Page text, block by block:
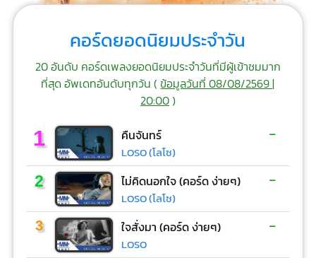
คอร์ดยอดนิยมประจำวัน
20 อันดับ คอร์ดเพลงยอดนิยมประจำวันที่มีผู้เข้าชมมาก
ที่สุด อัพเดทอันดับทุกวัน (ข้อมูลวันที่ 08/08/2569 |
20:00)
1 คืนจันทร์
LOSO (โลโซ)
-
2 ไม่คิดนอกใจ (คอร์ด ง่ายๆ)
LOSO (โลโซ)
-
3 ใจสั่งมา (คอร์ด ง่ายๆ)
LOSO
-